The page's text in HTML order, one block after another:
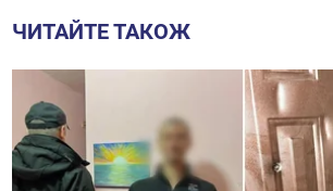
ЧИТАЙТЕ ТАКОЖ